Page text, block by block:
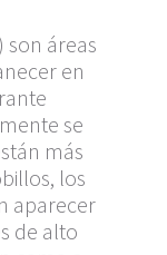
son áreas
en
se
más
los
aparecer
de alto